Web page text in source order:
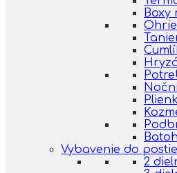
Boxy
Vybavenie do
2